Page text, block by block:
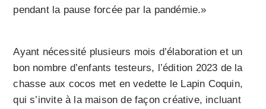
pendant la pause forcée par la pandémie.»
Ayant nécessité plusieurs mois d’élaboration et un
bon nombre d’enfants testeurs, l’édition 2023 de la
chasse aux cocos met en vedette le Lapin Coquin,
qui s’invite à la maison de façon créative, incluant